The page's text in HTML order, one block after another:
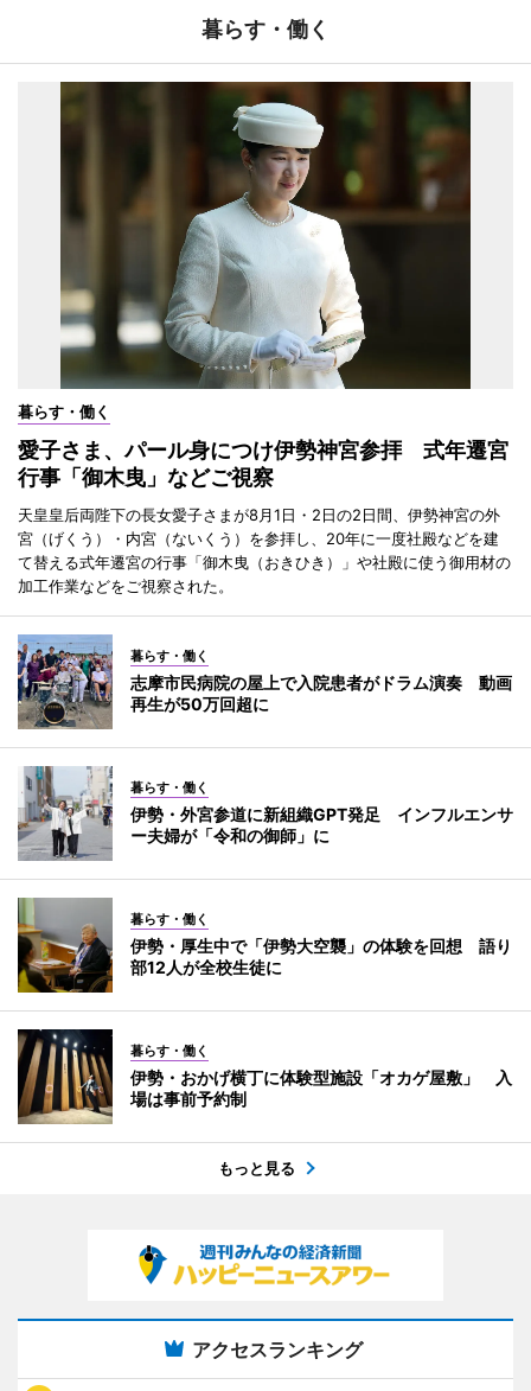
暮らす・働く
暮らす・働く
愛子さま、パール身につけ伊勢神宮参拝 式年遷宮
行事「御木曳」などご視察
天皇皇后両陛下の長女愛子さまが8月1日・2日の2日間、伊勢神宮の外
宮（げくう）・内宮（ないくう）を参拝し、20年に一度社殿などを建
て替える式年遷宮の行事「御木曳（おきひき）」や社殿に使う御用材の
加工作業などをご視察された。
暮らす・働く
志摩市民病院の屋上で入院患者がドラム演奏 動画
再生が50万回超に
暮らす・働く
伊勢・外宮参道に新組織GPT発足 インフルエンサ
ー夫婦が「令和の御師」に
暮らす・働く
伊勢・厚生中で「伊勢大空襲」の体験を回想 語り
部12人が全校生徒に
暮らす・働く
伊勢・おかげ横丁に体験型施設「オカゲ屋敷」 入
場は事前予約制
もっと見る
アクセスランキング